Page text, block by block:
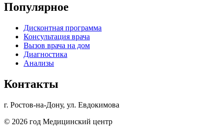
Популярное
Дисконтная программа
Консультация врача
Вызов врача на дом
Диагностика
Анализы
Контакты
г. Ростов-на-Дону, ул. Евдокимова
© 2026 год Медицинский центр